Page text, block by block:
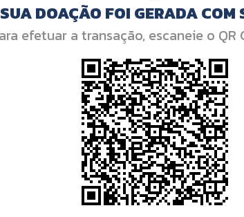
SUA DOAÇÃO FOI GERADA COM
efetuar a transação, escaneie o QR